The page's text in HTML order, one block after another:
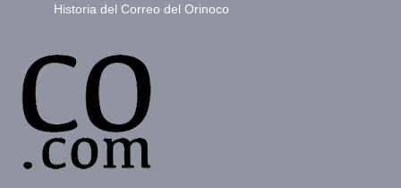
Historia del Correo del Orinoco